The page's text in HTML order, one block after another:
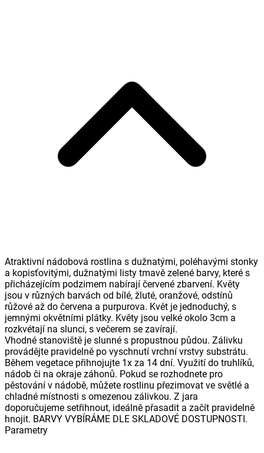
Atraktivní nádobová rostlina s dužnatými, poléhavými stonky
a kopisťovitými, dužnatými listy tmavě zelené barvy, které s
přicházejícím podzimem nabírají červené zbarvení. Květy
jsou v různých barvách od bílé, žluté, oranžové, odstínů
růžové až do červena a purpurova. Květ je jednoduchý, s
jemnými okvětními plátky. Květy jsou velké okolo 3cm a
rozkvétají na slunci, s večerem se zavírají.
Vhodné stanoviště je slunné s propustnou půdou. Zálivku
provádějte pravidelně po vyschnutí vrchní vrstvy substrátu.
Během vegetace přihnojujte 1x za 14 dní. Využití do truhlíků,
nádob či na okraje záhonů. Pokud se rozhodnete pro
pěstování v nádobě, můžete rostlinu přezimovat ve světlé a
chladné místnosti s omezenou zálivkou. Z jara
doporučujeme setřihnout, ideálně přasadit a začít pravidelně
hnojit. BARVY VYBÍRÁME DLE SKLADOVÉ DOSTUPNOSTI.
Parametry